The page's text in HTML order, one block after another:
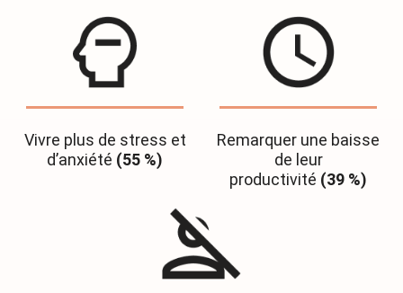
Vivre plus de stress et
d’anxiété (55 %)
Remarquer une baisse
de leur
productivité (39 %)